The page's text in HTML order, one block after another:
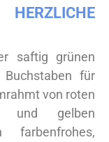
saftig grünen
für
von roten
und gelben
farbenfrohes,